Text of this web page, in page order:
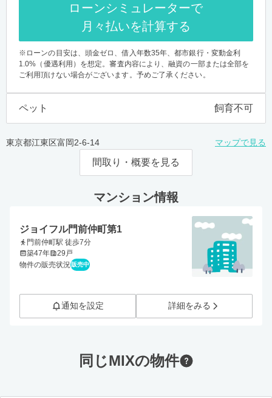
ローンシミュレーターで
月々払いを計算する
※ローンの目安は、頭金ゼロ、借入年数35年、都市銀行・変動金利
1.0%（優遇利用）を想定。審査内容により、融資の一部または全部を
ご利用頂けない場合がございます。予めご了承ください。
ペット 飼育不可
東京都江東区富岡2-6-14 マップで見る
間取り・概要を見る
マンション情報
ジョイフル門前仲町第1
門前仲町駅 徒歩7分
築47年
29戸
物件の販売状況 販売中
通知を設定 詳細をみる
同じMIXの物件